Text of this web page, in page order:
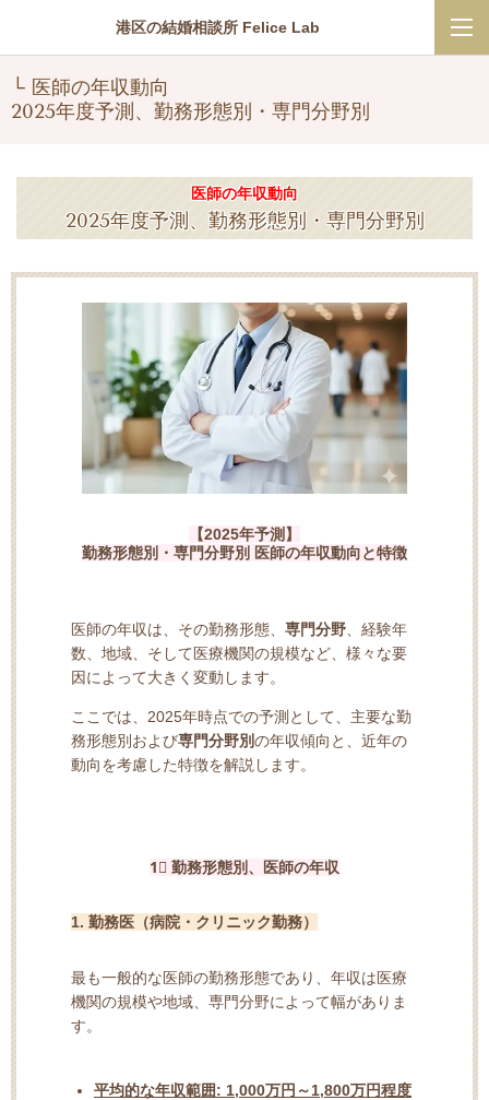
港区の結婚相談所 Felice Lab
└ 医師の年収動向
2025年度予測、勤務形態別・専門分野別
医師の年収動向
2025年度予測、勤務形態別・専門分野別
【2025年予測】
勤務形態別・専門分野別 医師の年収動向と特徴
医師の年収は、その勤務形態、 専門分野 、経験年
数、地域、そして医療機関の規模など、様々な要
因によって大きく変動します。
ここでは、2025年時点での予測として、主要な勤
務形態別および専門分野別の年収傾向と、近年の
動向を考慮した特徴を解説します。
1⃣ 勤務形態別、医師の年収
1. 勤務医（病院・クリニック勤務）
最も一般的な医師の勤務形態であり、年収は医療
機関の規模や地域、専門分野によって幅がありま
す。
平均的な年収範囲: 1,000万円～1,800万円程度